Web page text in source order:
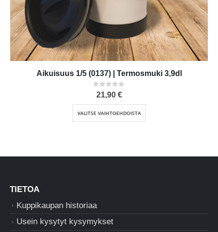
Aikuisuus 1/5 (0137) | Termosmuki 3,9dl
0out of 5
21,90 €
VALITSE VAIHTOEHDOISTA
Tällä tuotteella on useampi muunnelma. Voit tehdä valinnat tuotteen sivulla.
TIETOA
Kuppikaupan historiaa
Usein kysytyt kysymykset